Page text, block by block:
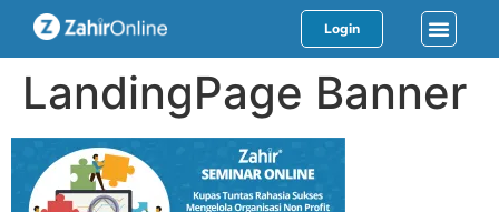
Login
LandingPage Banner